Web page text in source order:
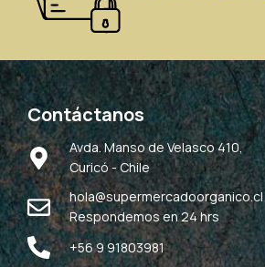
Contáctanos
Avda. Manso de Velasco 410,
Curicó - Chile
hola@supermercadoorganico.cl
Respondemos en 24 hrs
+56 9 91803981